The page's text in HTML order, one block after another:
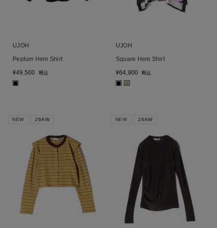
UJOH
Peplum Hem Shirt
¥49,500 税込
■
UJOH
Square Hem Shirt
¥64,900 税込
■ ■
NEW 26AW NEW 26AW